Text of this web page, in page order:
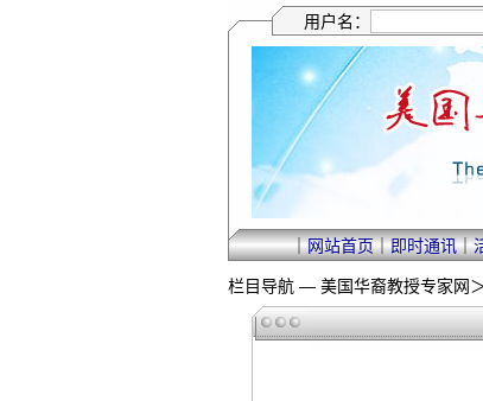
用户名：
｜网站首页｜即时通讯｜
栏目导航 — 美国华裔教授专家网